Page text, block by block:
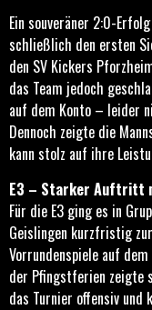
Ein souveräner 2:0-
schließlich den ersten
den SV Kickers
das Team jedoch
auf dem Konto – leider
Dennoch zeigte die
kann stolz auf ihre
E3 – Starker Auftritt
Für die E3 ging es in
Geislingen kurzfristig
Vorrundenspiele auf
der Pfingstferien zeigte
das Turnier offensiv und